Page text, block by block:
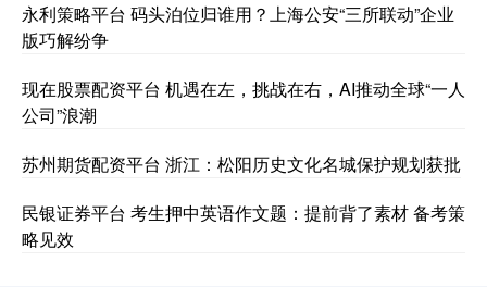
永利策略平台 码头泊位归谁用？上海公安“三所联动”企业
版巧解纷争
现在股票配资平台 机遇在左，挑战在右，AI推动全球“一人
公司”浪潮
苏州期货配资平台 浙江：松阳历史文化名城保护规划获批
民银证券平台 考生押中英语作文题：提前背了素材 备考策
略见效